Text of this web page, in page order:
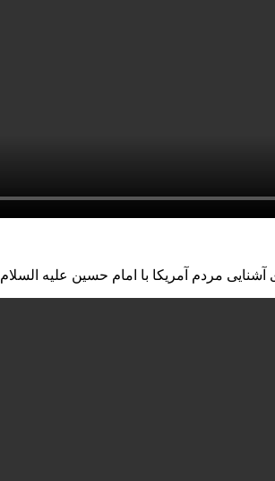
مردم آمریکا با امام حسین علیه السلام